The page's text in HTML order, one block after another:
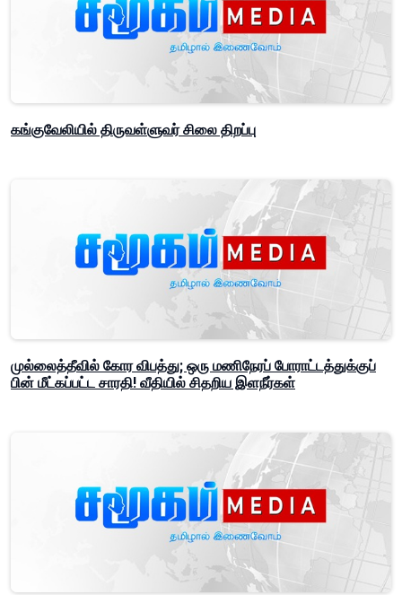
கங்குவேலியில் திருவள்ளுவர் சிலை திறப்பு
முல்லைத்தீவில் கோர விபத்து; ஒரு மணிநேரப் போராட்டத்துக்குப்
பின் மீட்கப்பட்ட சாரதி! வீதியில் சிதறிய இளநீர்கள்